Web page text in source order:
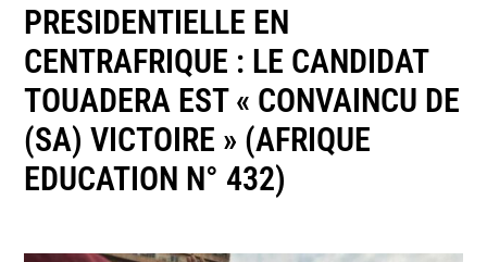
PRESIDENTIELLE EN
CENTRAFRIQUE : LE CANDIDAT
TOUADERA EST « CONVAINCU DE
(SA) VICTOIRE » (AFRIQUE
EDUCATION N° 432)